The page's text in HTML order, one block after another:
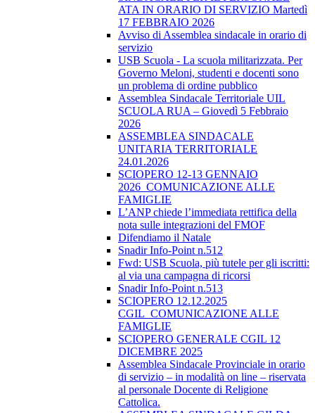
ATA IN ORARIO DI SERVIZIO Martedì
17 FEBBRAIO 2026
Avviso di Assemblea sindacale in orario di
servizio
USB Scuola - La scuola militarizzata. Per
Governo Meloni, studenti e docenti sono
un problema di ordine pubblico
Assemblea Sindacale Territoriale UIL
SCUOLA RUA – Giovedì 5 Febbraio
2026
ASSEMBLEA SINDACALE
UNITARIA TERRITORIALE
24.01.2026
SCIOPERO 12-13 GENNAIO
2026_COMUNICAZIONE ALLE
FAMIGLIE
L’ANP chiede l’immediata rettifica della
nota sulle integrazioni del FMOF
Difendiamo il Natale
Snadir Info-Point n.512
Fwd: USB Scuola, più tutele per gli iscritti:
al via una campagna di ricorsi
Snadir Info-Point n.513
SCIOPERO 12.12.2025
CGIL_COMUNICAZIONE ALLE
FAMIGLIE
SCIOPERO GENERALE CGIL 12
DICEMBRE 2025
Assemblea Sindacale Provinciale in orario
di servizio – in modalità on line – riservata
al personale Docente di Religione
Cattolica.